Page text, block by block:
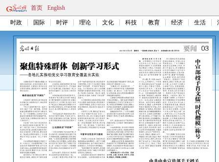
首页 English
时政 国际 时评 理论 文化 科技 教育 经济 生活